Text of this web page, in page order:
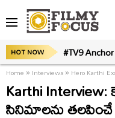
HOT NOW #TV9
Home» Interviews» Hero Karthi
Karthi
సినిమాలను తలపించే